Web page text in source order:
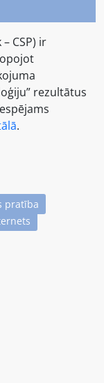
CSP) ir
rezultātus
.
pratība